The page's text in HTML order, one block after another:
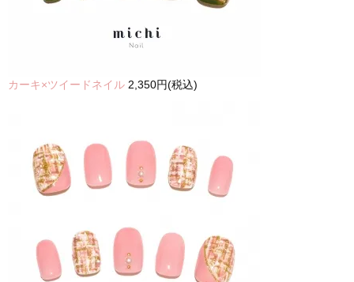
カーキ×ツイードネイル 2,350円(税込)